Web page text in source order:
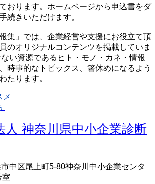
おります。ホームページから申込書をダ
続きいただけます。
集」では、企業経営や支援にお役立て頂
のオリジナルコンテンツを掲載していま
い資源であるヒト・モノ・カネ・情報
時事的なトピックス、箸休めになるよう
たります。
メ
中区尾上町5-80神奈川中小企業センタ
室